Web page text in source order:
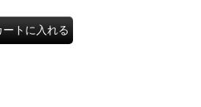
ートに入れる